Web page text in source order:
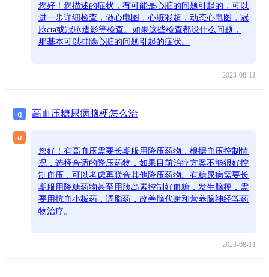
您好！您描述的症状，有可能是心脏的问题引起的，可以
进一步详细检查，做心电图，心脏彩超，动态心电图，冠
脉cta或冠脉造影等检查。如果这些检查都没什么问题，
那基本可以排除心脏的问题引起的症状。
2023-08-11
q 高血压糖尿病脑梗怎么治
a
您好！有高血压需要长期服用降压药物，根据血压控制情
况，选择合适的降压药物，如果目前治疗方案不能很好控
制血压，可以考虑再联合其他降压药物。有糖尿病需要长
期服用降糖药物甚至用胰岛素控制好血糖，发生脑梗，需
要用抗血小板药，调脂药，改善脑代谢和营养脑神经等药
物治疗。
2023-08-11